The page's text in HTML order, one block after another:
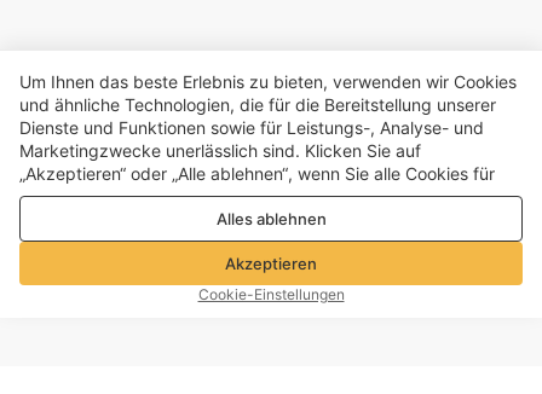
Um Ihnen das beste Erlebnis zu bieten, verwenden wir Cookies
und ähnliche Technologien, die für die Bereitstellung unserer
Dienste und Funktionen sowie für Leistungs-, Analyse- und
Marketingzwecke unerlässlich sind. Klicken Sie auf
„Akzeptieren“ oder „Alle ablehnen“, wenn Sie alle Cookies für
Leistungs-, Analyse- und Marketingzwecke zulassen oder
ablehnen möchten. Weitere Informationen finden Sie in unserer
Datenschutz- und Cookie-Richtlinie
Alles ablehnen
Akzeptieren
Cookie-Einstellungen